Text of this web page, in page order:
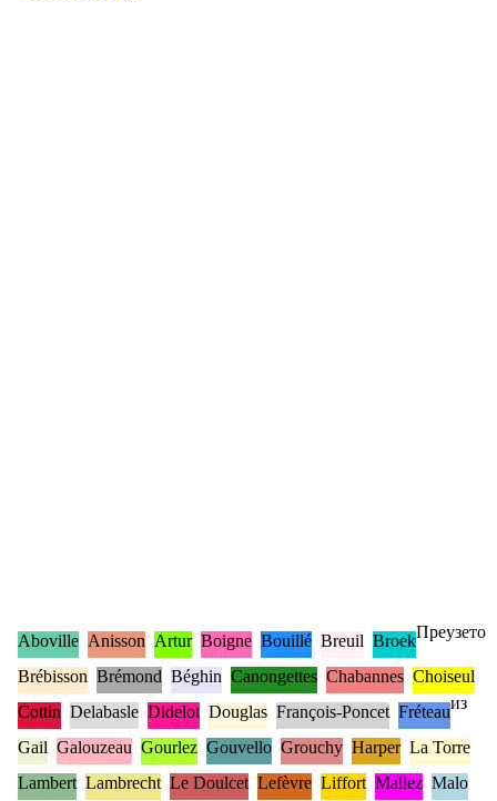
Aboville Anisson Artur Boigne Bouillé Breuil Broek
Brébisson Brémond Béghin Canongettes Chabannes Choiseul
Cottin Delabasle Didelot Douglas François-Poncet Fréteau
Gail Galouzeau Gourlez Gouvello Grouchy Harper La Torre
Lambert Lambrecht Le Doulcet Lefèvre Liffort Mallez Malo
Преузето
из